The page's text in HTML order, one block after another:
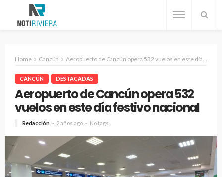
Home Cancún Aeropuerto de Cancún opera 532 vuelos en este día festivo nacional
CANCÚN DESTACADAS
Aeropuerto de Cancún opera 532
vuelos en este día festivo nacional
Redacción 2 años ago No tags